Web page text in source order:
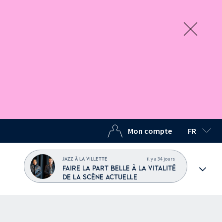
Mon compte FR
LANGUE
JAZZ À LA VILLETTE il y a 34 jours
FAIRE LA PART BELLE À LA VITALITÉ
DE LA SCÈNE ACTUELLE